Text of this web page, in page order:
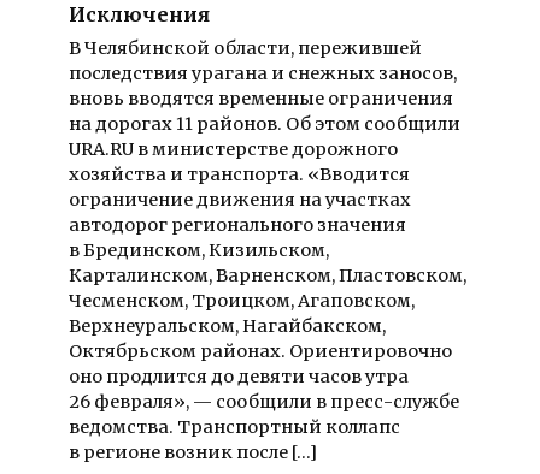
Исключения
В Челябинской области, пережившей
последствия урагана и снежных заносов,
вновь вводятся временные ограничения
на дорогах 11 районов. Об этом сообщили
URA.RU в министерстве дорожного
хозяйства и транспорта. «Вводится
ограничение движения на участках
автодорог регионального значения
в Брединском, Кизильском,
Карталинском, Варненском, Пластовском,
Чесменском, Троицком, Агаповском,
Верхнеуральском, Нагайбакском,
Октябрьском районах. Ориентировочно
оно продлится до девяти часов утра
26 февраля», — сообщили в пресс-службе
ведомства. Транспортный коллапс
в регионе возник после […]